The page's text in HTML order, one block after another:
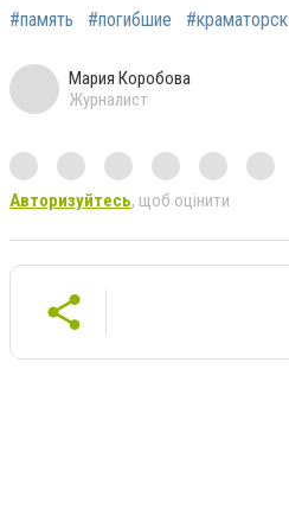
#память #погибшие #краматорск
Мария Коробова
Журналист
Авторизуйтесь, щоб оцінити